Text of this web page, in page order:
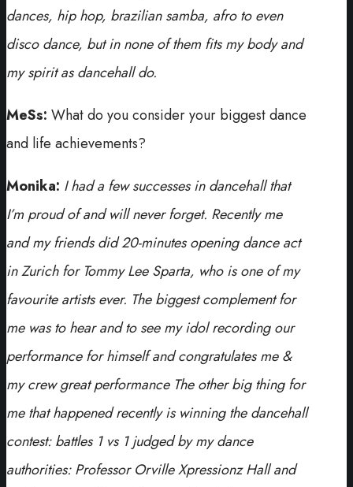
dances, hip hop, brazilian samba, afro to even
disco dance, but in none of them fits my body and
my spirit as dancehall do.
MeSs: What do you consider your biggest dance
and life achievements?
Monika: I had a few successes in dancehall that
I’m proud of and will never forget. Recently me
and my friends did 20-minutes opening dance act
in Zurich for Tommy Lee Sparta, who is one of my
favourite artists ever. The biggest complement for
me was to hear and to see my idol recording our
performance for himself and congratulates me &
my crew great performance The other big thing for
me that happened recently is winning the dancehall
contest: battles 1 vs 1 judged by my dance
authorities: Professor Orville Xpressionz Hall and